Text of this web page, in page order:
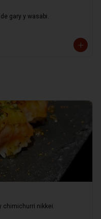
gary y wasabi.
nikkei.